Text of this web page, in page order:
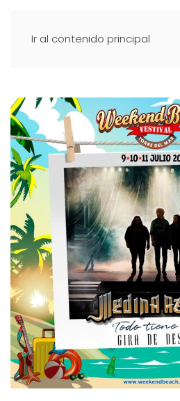
Ir al contenido principal